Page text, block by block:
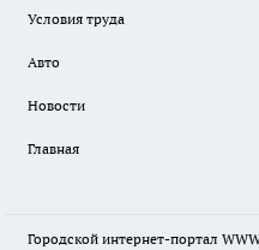
Условия труда
Авто
Новости
Главная
Городской интернет-портал